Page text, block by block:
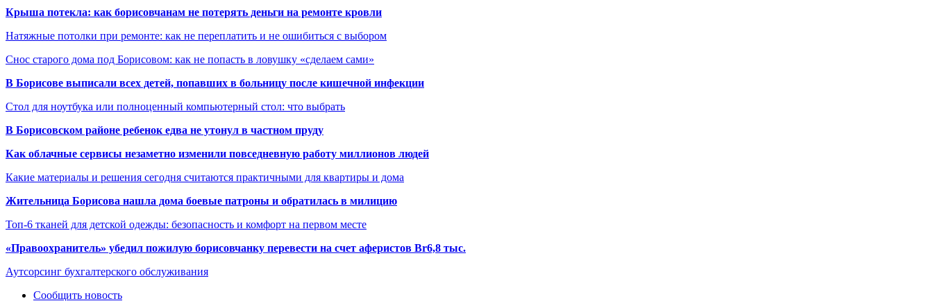
Крыша потекла: как борисовчанам не потерять деньги на ремонте кровли
Натяжные потолки при ремонте: как не переплатить и не ошибиться с выбором
Снос старого дома под Борисовом: как не попасть в ловушку «сделаем сами»
В Борисове выписали всех детей, попавших в больницу после кишечной инфекции
Стол для ноутбука или полноценный компьютерный стол: что выбрать
В Борисовском районе ребенок едва не утонул в частном пруду
Как облачные сервисы незаметно изменили повседневную работу миллионов людей
Какие материалы и решения сегодня считаются практичными для квартиры и дома
Жительница Борисова нашла дома боевые патроны и обратилась в милицию
Топ-6 тканей для детской одежды: безопасность и комфорт на первом месте
«Правоохранитель» убедил пожилую борисовчанку перевести на счет аферистов Br6,8 тыс.
Аутсорсинг бухгалтерского обслуживания
Сообщить новость